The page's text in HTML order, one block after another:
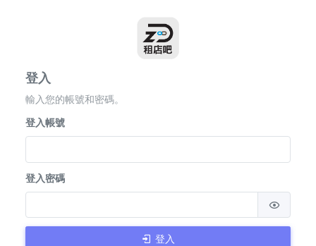
登入
輸入您的帳號和密碼。
登入帳號
登入密碼
登入